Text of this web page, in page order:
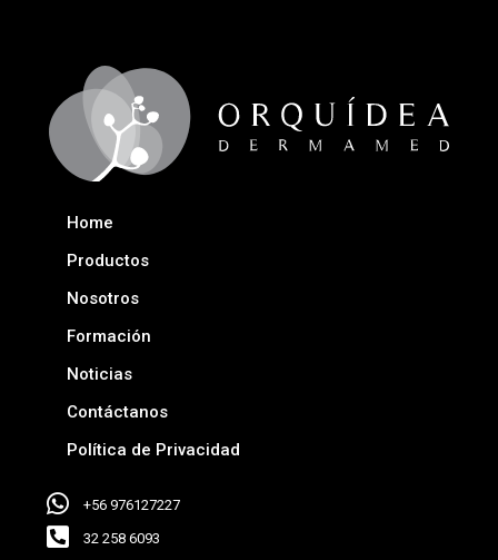
Home
Productos
Nosotros
Formación
Noticias
Contáctanos
Política de Privacidad
+56 976127227
32 258 6093